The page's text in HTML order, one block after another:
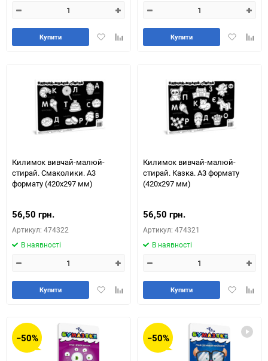
ДодатиДодайте
Купити
Додати
Купити
Килимок вивчай-малюй-
стирай. Смаколики. А3
формату (420х297 мм)
56,50 грн.
Артикул: 474322
В наявності
ДодатиДодайте
порівняння
Купити
Килимок вивчай-малюй-
стирай. Казка. А3 формату
(420х297 мм)
56,50 грн.
Артикул: 474321
В наявності
Додати
Купити
−50% −50%